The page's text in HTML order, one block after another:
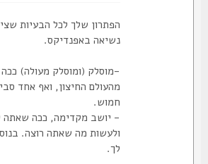
הפתרון שלך לכל הבעיות שציינת:
נשיאה באפנדיקס.
-מוסלק (ומוסלק מעולה) ככה
מהעולם החיצון, ואף אחד סביבך
חמוש.
- יושב מקדימה, ככה שאתה יכול
ולעשות מה שאתה רוצה. בנוסף